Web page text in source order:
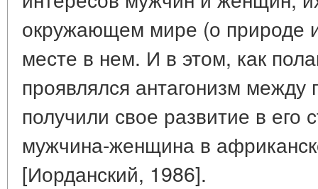
окружающем мире (о природе
месте в нем. И в этом, как
проявлялся антагонизм
получили свое развитие в его
мужчина-женщина в
[Иорданский, 1986].